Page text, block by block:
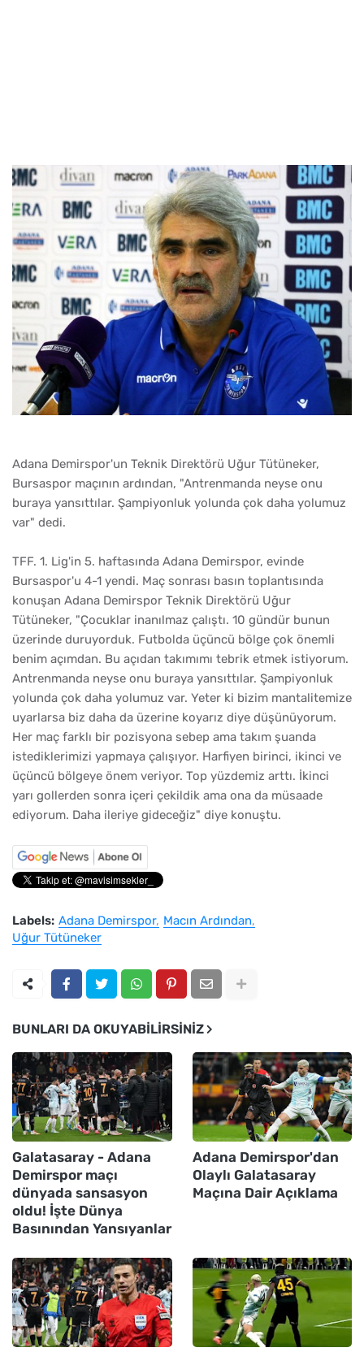
Adana Demirspor'un Teknik Direktörü Uğur Tütüneker,
Bursaspor maçının ardından, "Antrenmanda neyse onu
buraya yansıttılar. Şampiyonluk yolunda çok daha yolumuz
var" dedi.
TFF. 1. Lig'in 5. haftasında Adana Demirspor, evinde
Bursaspor'u 4-1 yendi. Maç sonrası basın toplantısında
konuşan Adana Demirspor Teknik Direktörü Uğur
Tütüneker, "Çocuklar inanılmaz çalıştı. 10 gündür bunun
üzerinde duruyorduk. Futbolda üçüncü bölge çok önemli
benim açımdan. Bu açıdan takımımı tebrik etmek istiyorum.
Antrenmanda neyse onu buraya yansıttılar. Şampiyonluk
yolunda çok daha yolumuz var. Yeter ki bizim mantalitemize
uyarlarsa biz daha da üzerine koyarız diye düşünüyorum.
Her maç farklı bir pozisyona sebep ama takım şuanda
istediklerimizi yapmaya çalışıyor. Harfiyen birinci, ikinci ve
üçüncü bölgeye önem veriyor. Top yüzdemiz arttı. İkinci
yarı gollerden sonra içeri çekildik ama ona da müsaade
ediyorum. Daha ileriye gideceğiz" diye konuştu.
Labels: Adana Demirspor Macın Ardından
Uğur Tütüneker
BUNLARI DA OKUYABILIRSINIZ
Galatasaray - Adana
Demirspor maçı
dünyada sansasyon
oldu! İşte Dünya
Basınından Yansıyanlar
Adana Demirspor'dan
Olaylı Galatasaray
Maçına Dair Açıklama